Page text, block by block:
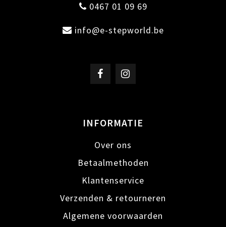
0467 01 09 69
info@e-stepworld.be
INFORMATIE
Over ons
Betaalmethoden
Klantenservice
Verzenden & retourneren
Algemene voorwaarden